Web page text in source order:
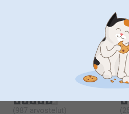
Suuret kiitokset 5 tähden
Lämpimin kiitoksin,
Kirsi @smartphoto
Näytä lisää
Liittyvät tuotteet
(987 arvostelut)
5